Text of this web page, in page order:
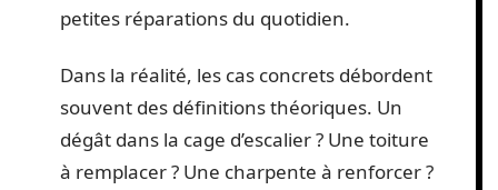
petites réparations du quotidien.
Dans la réalité, les cas concrets débordent
souvent des définitions théoriques. Un
dégât dans la cage d’escalier ? Une toiture
à remplacer ? Une charpente à renforcer ?